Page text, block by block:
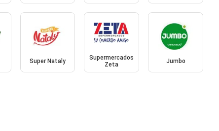
Super Nataly
Supermercados
Zeta
Jumbo